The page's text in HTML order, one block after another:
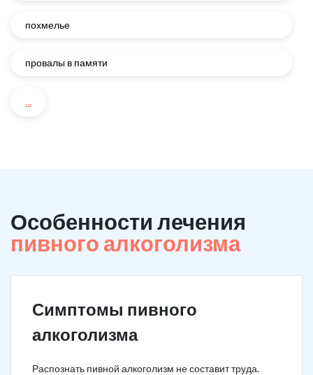
похмелье
провалы в памяти
...
Особенности лечения
пивного алкоголизма
Симптомы пивного
алкоголизма
Распознать пивной алкоголизм не составит труда.